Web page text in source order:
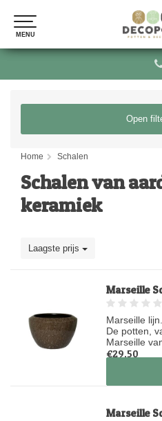
MENU
MENU
Open
Home Schalen
Schalen van
keramiek
Laagste prijs
Marseille
Marseille lijn.
De potten,
Marseille
€29,50
Op
Marseille